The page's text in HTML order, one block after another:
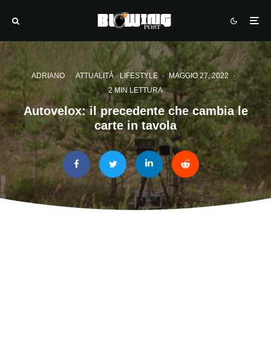
ADRIANO · ATTUALITÀ LIFESTYLE · MAGGIO 27, 2022
·
2 MIN LETTURA
Autovelox: il precedente che cambia le
carte in tavola